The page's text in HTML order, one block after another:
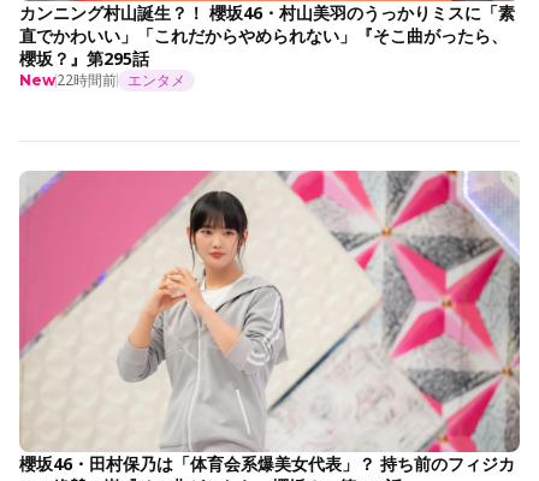
カンニング村山誕生？！ 櫻坂46・村山美羽のうっかりミスに「素
直でかわいい」「これだからやめられない」『そこ曲がったら、
櫻坂？』第295話
New22時間前 エンタメ
櫻坂46・田村保乃は「体育会系爆美女代表」？ 持ち前のフィジカ